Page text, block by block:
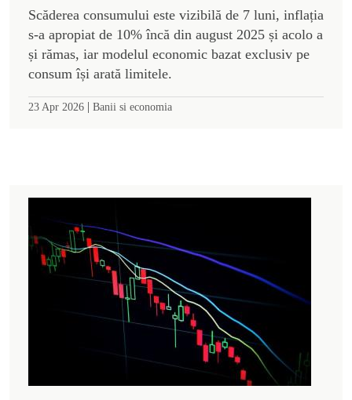
Scăderea consumului este vizibilă de 7 luni, inflația
s-a apropiat de 10% încă din august 2025 și acolo a
și rămas, iar modelul economic bazat exclusiv pe
consum își arată limitele.
23 Apr 2026 | Banii si economia